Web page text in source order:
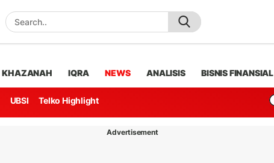
KHAZANAH IQRA NEWS ANALISIS BISNIS FINANSIAL
UBSI Telko Highlight
Advertisement